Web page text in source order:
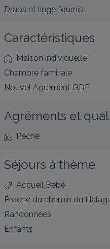
Draps et linge fournis
Caractéristiques
Maison individuelle
Chambre familiale
Nouvel Agrément GDF
Agréments et
Pêche
Séjours à thème
Accueil Bébé
Proche du chemin du
Randonnées
Enfants